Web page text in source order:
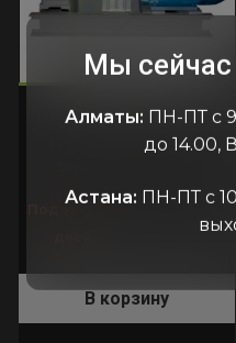
код:4337
АСЦЛ 20-24
Под заказ 14
В корзину
Мы сейчас
Алматы: ПН-ПТ с
до 14.00,
Астана: ПН-ПТ с